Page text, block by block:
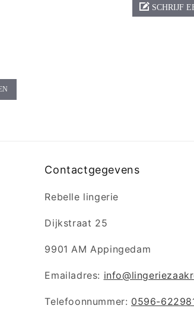
SCHRIJF
Contactgegevens
Rebelle lingerie
Dijkstraat 25
9901 AM Appingedam
Emailadres:
Telefoonnummer: 0596-